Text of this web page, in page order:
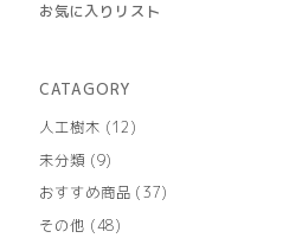
お気に入りリスト
CATAGORY
人工樹木
1212
商
未分類 99
の
商
おすすめ商品 3737
その他 4848